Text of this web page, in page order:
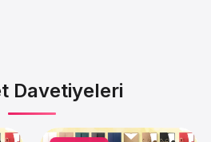
Davetiyeleri